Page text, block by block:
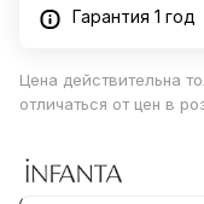
Гарантия 1 год
Цена действительна
отличаться от цен в